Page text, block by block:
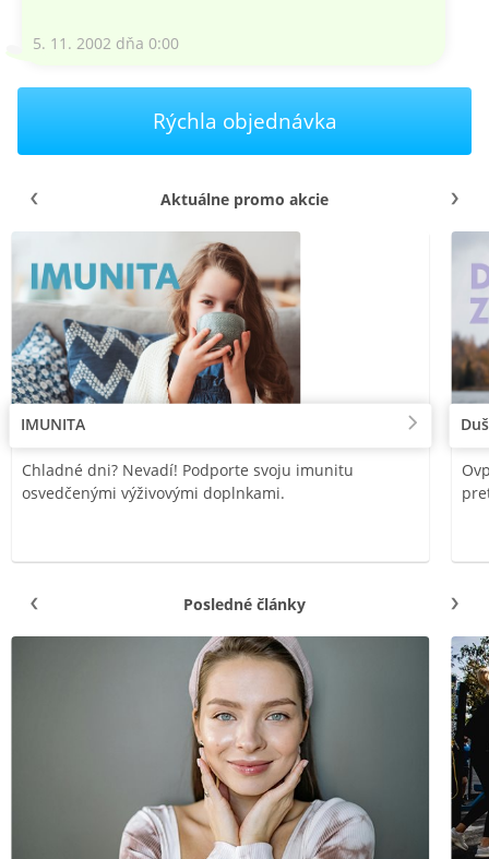
5. 11. 2002 dňa 0:00
Rýchla objednávka
Aktuálne promo akcie
IMUNITA
Chladné dni? Nevadí! Podporte svoju imunitu
osvedčenými výživovými doplnkami.
Posledné články